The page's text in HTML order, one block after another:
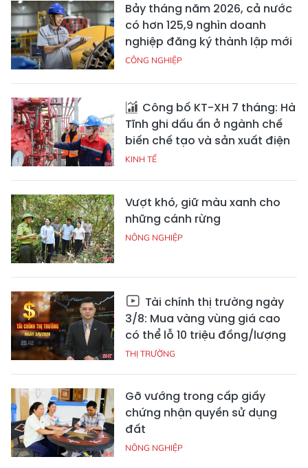
Bảy tháng năm 2026, cả nước
có hơn 125,9 nghìn doanh
nghiệp đăng ký thành lập mới
CÔNG NGHIỆP
Công bố KT-XH 7 tháng: Hà
Tĩnh ghi dấu ấn ở ngành chế
biến chế tạo và sản xuất điện
KINH TẾ
Vượt khó, giữ màu xanh cho
những cánh rừng
NÔNG NGHIỆP
Tài chính thị trường ngày
3/8: Mua vàng vùng giá cao
có thể lỗ 10 triệu đồng/lượng
THỊ TRƯỜNG
Gỡ vướng trong cấp giấy
chứng nhận quyền sử dụng
đất
NÔNG NGHIỆP